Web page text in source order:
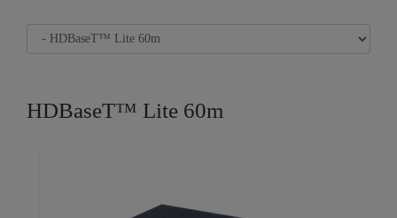
HDBaseT™ Lite 60m